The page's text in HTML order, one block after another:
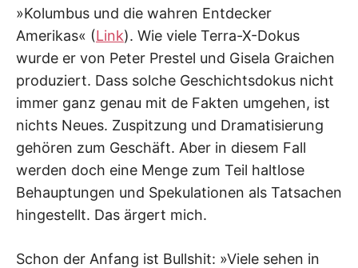
»Kolumbus und die wahren Entdecker
Amerikas« (Link). Wie viele Terra-X-Dokus
wurde er von Peter Prestel und Gisela Graichen
produziert. Dass solche Geschichtsdokus nicht
immer ganz genau mit de Fakten umgehen, ist
nichts Neues. Zuspitzung und Dramatisierung
gehören zum Geschäft. Aber in diesem Fall
werden doch eine Menge zum Teil haltlose
Behauptungen und Spekulationen als Tatsachen
hingestellt. Das ärgert mich.
Schon der Anfang ist Bullshit: »Viele sehen in